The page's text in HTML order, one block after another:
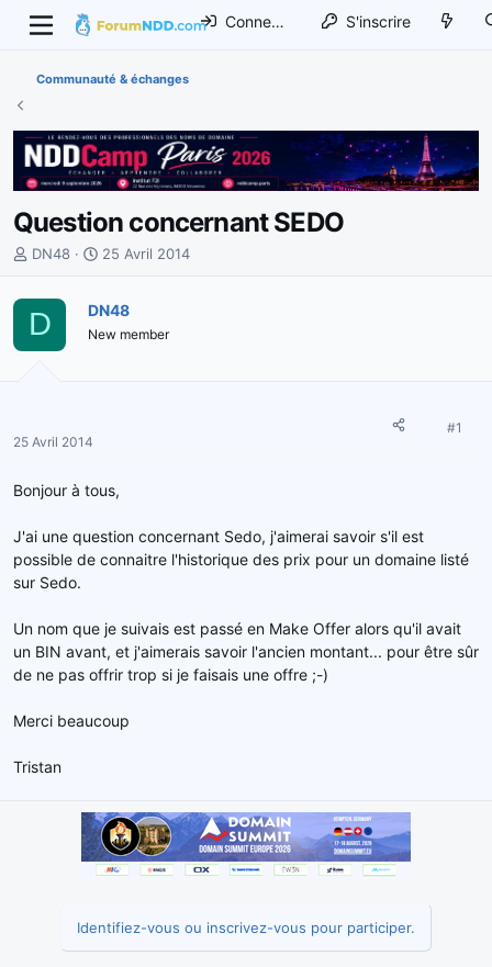
Connexion S'inscrire
Communauté & échanges
Question concernant SEDO
I
i
t
i
r
e
a
d
i
c
u
s
DN48
D
e
d
25 Avril 2014
D DN48
New member
25 Avril 2014
#1
Bonjour à tous,
J'ai une question concernant Sedo, j'aimerai savoir s'il est
possible de connaitre l'historique des prix pour un domaine listé
sur Sedo.
Un nom que je suivais est passé en Make Offer alors qu'il avait
un BIN avant, et j'aimerais savoir l'ancien montant... pour être sûr
de ne pas offrir trop si je faisais une offre ;-)
Merci beaucoup
Tristan
Identifiez-vous ou inscrivez-vous pour participer.